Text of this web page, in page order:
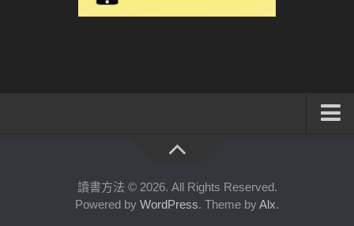
公職考試上榜者軌跡
讀書方法 © 2026. All Rights Reserved.
Powered by WordPress. Theme byAlx.